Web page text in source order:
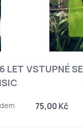
LET VSTUPNÉ
75,00 Kč